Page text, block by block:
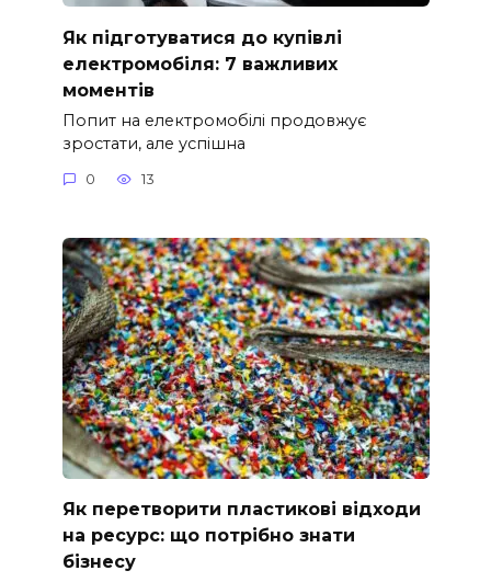
Як підготуватися до купівлі
електромобіля: 7 важливих
моментів
Попит на електромобілі продовжує
зростати, але успішна
0 13
Як перетворити пластикові відходи
на ресурс: що потрібно знати
бізнесу